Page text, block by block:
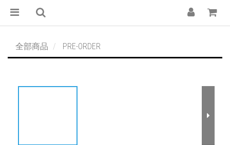
全部商品 PRE-ORDER